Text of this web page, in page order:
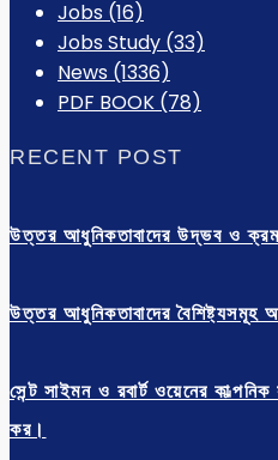
Jobs (16)
Jobs Study (33)
News (1336)
PDF BOOK (78)
RECENT POST
উত্তর আধুনিকতাবাদের উদ্ভব ও
উত্তর আধুনিকতাবাদের বৈশিষ্ট্যসমূহ
সেন্ট সাইমন ও রবার্ট ওয়েনের
কর।